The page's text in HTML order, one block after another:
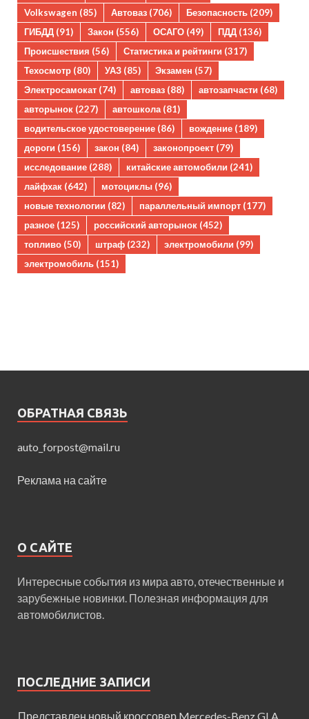
Volkswagen (85) Автоваз (706) Безопасность (209)
ГИБДД (91) Закон (556) ОСАГО (49) ПДД (136)
Происшествия (56) Статистика и рейтинги (317)
Техосмотр (80) УАЗ (85) Экзамен (57)
Электросамокат (74) автоваз (88) автозапчасти (68)
авторынок (227) автошкола(81)
водительское удостоверение (86) вождение (189)
дороги (156) закон (84) законопроект (79)
исследование (288) китайские автомобили (241)
лайфхак (642) мотоциклы (96)
новые технологии (82) параллельный импорт (177)
разное (125) российский авторынок (452)
топливо (50) штраф (232) электромобили (99)
электромобиль (151)
ОБРАТНАЯ СВЯЗЬ
auto_forpost@mail.ru
Реклама на сайте
О САЙТЕ
Интересные события из мира авто, отечественные и
зарубежные новинки. Полезная информация для
автомобилистов.
ПОСЛЕДНИЕ ЗАПИСИ
Представлен новый кроссовер Mercedes-Benz GLA